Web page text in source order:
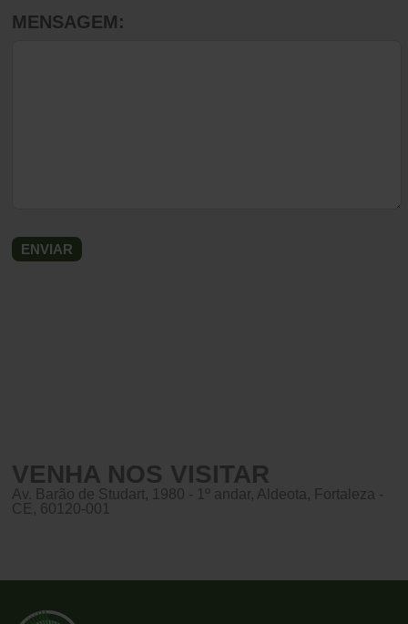
MENSAGEM:
VENHA NOS VISITAR
Av. Barão de Studart, 1980 - 1º andar, Aldeota, Fortaleza -
CE, 60120-001